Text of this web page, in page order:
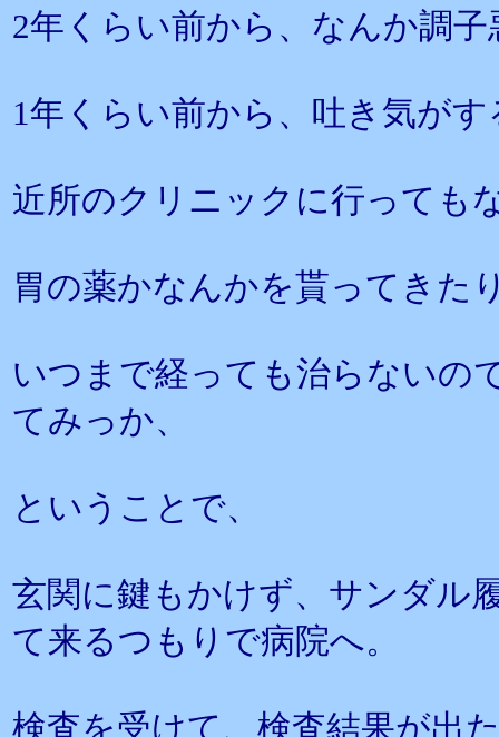
2年くらい前から、なんか調
1年くらい前から、吐き気が
近所のクリニックに行っても
胃の薬かなんかを貰ってきた
いつまで経っても治らないの
てみっか、
ということで、
玄関に鍵もかけず、サンダル
て来るつもりで病院へ。
検査を受けて、検査結果が出